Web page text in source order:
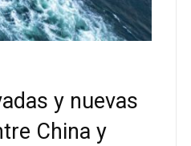
y nuevas
China y